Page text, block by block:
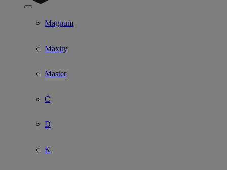
Show submenu for Modelo
Magnum
Maxity
Master
C
D
K